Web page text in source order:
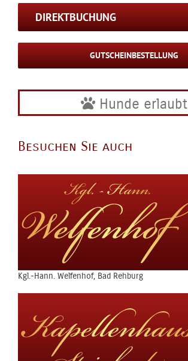
DIREKTBUCHUNG
GUTSCHEINBESTELLUNG
Hunde erlaubt
Besuchen Sie auch
Kgl.-Hann. Welfenhof, Bad Rehburg